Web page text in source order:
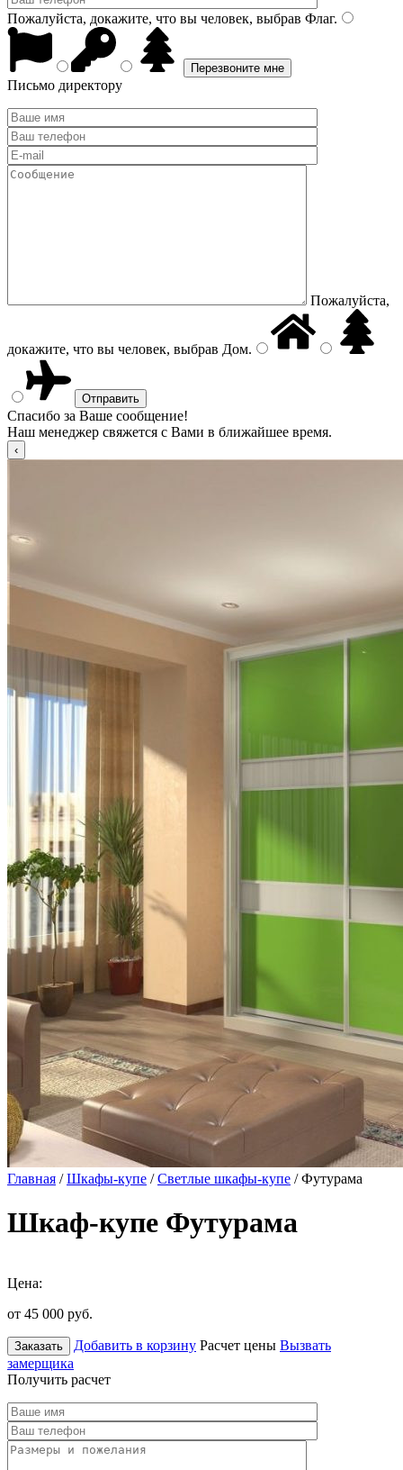
Пожалуйста, докажите, что вы человек, выбрав Флаг.
Письмо директору
Пожалуйста,
докажите, что вы человек, выбрав Дом.
Спасибо за Ваше сообщение!
Наш менеджер свяжется с Вами в ближайшее время.
Главная /Шкафы-купе /Светлые шкафы-купе / Футурама
Шкаф-купе Футурама
Цена:
от 45 000 руб.
Заказать Добавить в корзину Расчет цены Вызвать
замерщика
Получить расчет